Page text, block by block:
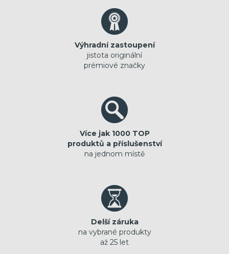
Výhradní zastoupení
jistota originální
prémiové značky
Více jak 1000 TOP
produktů a příslušenství
na jednom místě
Delší záruka
na vybrané produkty
až 25 let